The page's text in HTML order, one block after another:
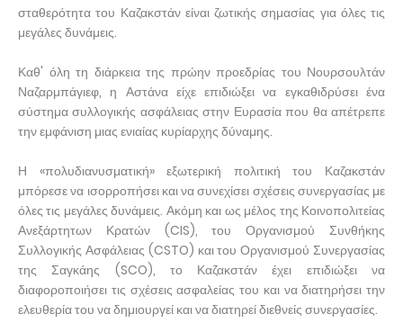
σταθερότητα του Καζακστάν είναι ζωτικής σημασίας για όλες τις
μεγάλες δυνάμεις.
Καθ' όλη τη διάρκεια της πρώην προεδρίας του Νουρσουλτάν
Ναζαρμπάγιεφ, η Αστάνα είχε επιδιώξει να εγκαθιδρύσει ένα
σύστημα συλλογικής ασφάλειας στην Ευρασία που θα απέτρεπε
την εμφάνιση μιας ενιαίας κυρίαρχης δύναμης.
Η «πολυδιανυσματική» εξωτερική πολιτική του Καζακστάν
μπόρεσε να ισορροπήσει και να συνεχίσει σχέσεις συνεργασίας με
όλες τις μεγάλες δυνάμεις. Ακόμη και ως μέλος της Κοινοπολιτείας
Ανεξάρτητων Κρατών (CIS), του Οργανισμού Συνθήκης
Συλλογικής Ασφάλειας (CSTO) και του Οργανισμού Συνεργασίας
της Σαγκάης (SCO), το Καζακστάν έχει επιδιώξει να
διαφοροποιήσει τις σχέσεις ασφαλείας του και να διατηρήσει την
ελευθερία του να δημιουργεί και να διατηρεί διεθνείς συνεργασίες.